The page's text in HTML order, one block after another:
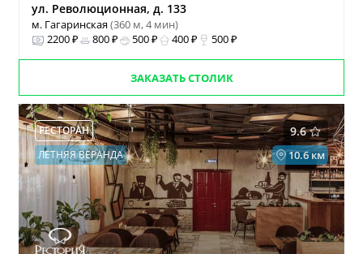
ул. Революционная, д. 133
м. Гагаринская(360 м, 4 мин)
2200 ₽
800 ₽ 500 ₽ 400 ₽ 500 ₽
ЗАКАЗАТЬ СТОЛИК
9.6
РЕСТОРАН
10.6 км
ЛЕТНЯЯ ВЕРАНДА